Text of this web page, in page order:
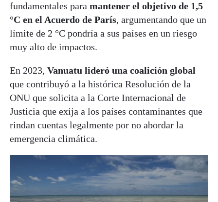
fundamentales para mantener el objetivo de 1,5
°C en el Acuerdo de París, argumentando que un
límite de 2 °C pondría a sus países en un riesgo
muy alto de impactos.
En 2023, Vanuatu lideró una coalición global
que contribuyó a la histórica Resolución de la
ONU que solicita a la Corte Internacional de
Justicia que exija a los países contaminantes que
rindan cuentas legalmente por no abordar la
emergencia climática.